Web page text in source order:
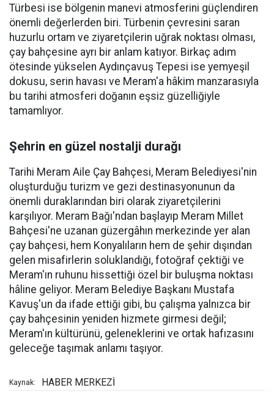
Türbesi ise bölgenin manevi atmosferini güçlendiren
önemli değerlerden biri. Türbenin çevresini saran
huzurlu ortam ve ziyaretçilerin uğrak noktası olması,
çay bahçesine ayrı bir anlam katıyor. Birkaç adım
ötesinde yükselen Aydınçavuş Tepesi ise yemyeşil
dokusu, serin havası ve Meram'a hâkim manzarasıyla
bu tarihi atmosferi doğanın eşsiz güzelliğiyle
tamamlıyor.
Şehrin en güzel nostalji durağı
Tarihi Meram Aile Çay Bahçesi, Meram Belediyesi'nin
oluşturduğu turizm ve gezi destinasyonunun da
önemli duraklarından biri olarak ziyaretçilerini
karşılıyor. Meram Bağı'ndan başlayıp Meram Millet
Bahçesi'ne uzanan güzergâhın merkezinde yer alan
çay bahçesi, hem Konyalıların hem de şehir dışından
gelen misafirlerin soluklandığı, fotoğraf çektiği ve
Meram'ın ruhunu hissettiği özel bir buluşma noktası
hâline geliyor. Meram Belediye Başkanı Mustafa
Kavuş'un da ifade ettiği gibi, bu çalışma yalnızca bir
çay bahçesinin yeniden hizmete girmesi değil;
Meram'ın kültürünü, geleneklerini ve ortak hafızasını
geleceğe taşımak anlamı taşıyor.
Kaynak: HABER MERKEZİ